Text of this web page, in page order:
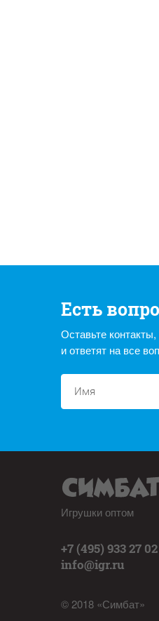
Есть
Оставьте
и ответят на все
Игрушки оптом
+7 (495) 933 27 02
info@igr.ru
© 2018 «Симбат»